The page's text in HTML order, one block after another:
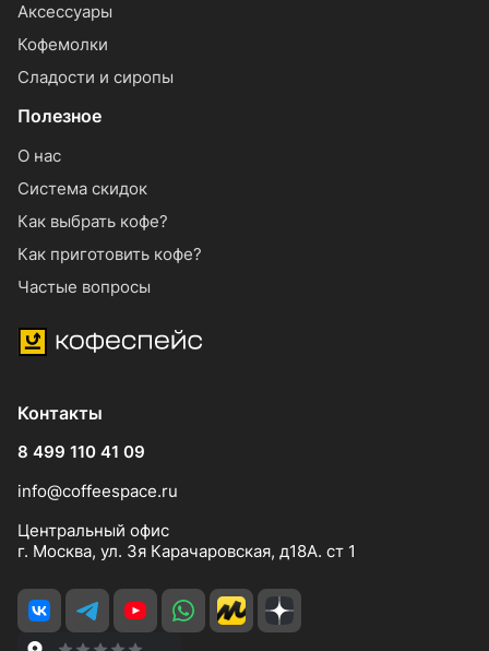
Аксессуары
Кофемолки
Сладости и сиропы
Полезное
О нас
Система скидок
Как выбрать кофе?
Как приготовить кофе?
Частые вопросы
Контакты
8 499 110 41 09
info@coffeespace.ru
Центральный офис
г. Москва, ул. 3я Карачаровская, д18А. ст 1